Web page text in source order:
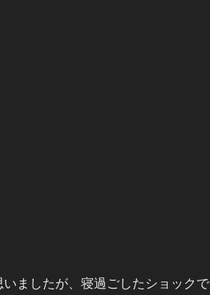
ましたが、寝過ごしたショックで